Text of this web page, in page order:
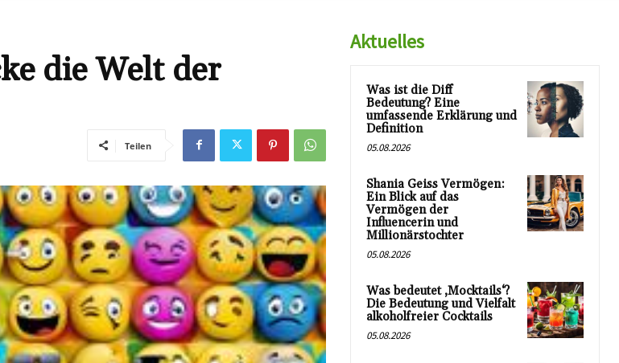
die Welt der
Teilen
Aktuelles
Was ist die Diff
Bedeutung? Eine
umfassende Erklärung und
Definition
05.08.2026
Shania Geiss Vermögen:
Ein Blick auf das
Vermögen der
Influencerin und
Millionärstochter
05.08.2026
Was bedeutet ‚Mocktails‘?
Die Bedeutung und Vielfalt
alkoholfreier Cocktails
05.08.2026